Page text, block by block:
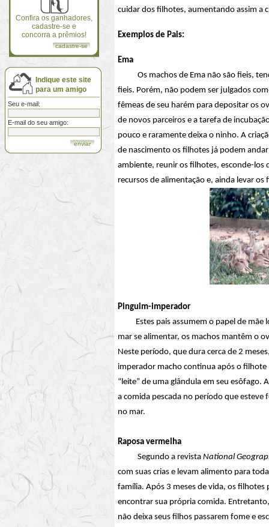
Confira os ganhadores,
cadastre-se e
concorra a prêmios!
cadastre-se
Indique este site
para um amigo
Seu e-mail:
E-mail do seu amigo:
cuidar dos filhotes, aumentando assim a
Exemplos de Pais:
Ema
Os machos de Ema não são fieis,
fieis. Porém, não podem ser julgados
fêmeas de seu harém para depositar os
de novos parceiros e a tarefa de
pouco e raramente deixa o ninho. A
de nascimento os filhotes já podem
ambiente, reunir os filhotes, esconde-los
recursos de alimentação e, ainda levar os
Pinguim-imperador
Estes pais assumem o papel de mãe
mar se alimentar, os machos mantêm o
Neste período, que dura cerca de 2
imperador macho continua após o filhote
“leite” de uma glândula em seu esôfago.
a comida pescada no período que
no mar.
Raposa vermelha
Segundo a revista National
com suas crias e levam alimento para
família. Após 3 meses de vida, os filhotes
encontrar sua própria comida.
não deixa seus filhos passarem fome e